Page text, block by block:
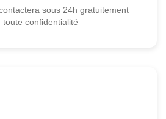
sous 24h gratuitement
toute confidentialité